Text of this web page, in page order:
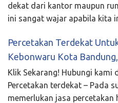
dekat dari kantor maupun
ini sangat wajar apabila kita
Percetakan Terdekat
Kebonwaru Kota
Klik Sekarang! Hubungi kami
Percetakan terdekat – Pada
memerlukan jasa